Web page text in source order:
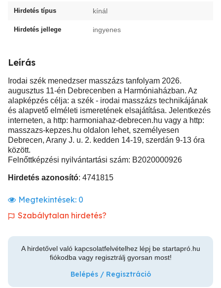
Hirdetés típus kínál
Hirdetés jellege ingyenes
Leírás
Irodai szék menedzser masszázs tanfolyam 2026.
augusztus 11-én Debrecenben a Harmóniaházban. Az
alapképzés célja: a szék - irodai masszázs technikájának
és alapvető elméleti ismeretének elsajátítása. Jelentkezés
interneten, a http: harmoniahaz-debrecen.hu vagy a http:
masszazs-kepzes.hu oldalon lehet, személyesen
Debrecen, Arany J. u. 2. kedden 14-19, szerdán 9-13 óra
között.
Felnőttképzési nyilvántartási szám: B2020000926
Hirdetés azonosító: 4741815
Megtekintések: 0
Szabálytalan hirdetés?
A hirdetővel való kapcsolatfelvételhez lépj be startapró.hu
fiókodba vagy regisztrálj gyorsan most!
Belépés / Regisztráció